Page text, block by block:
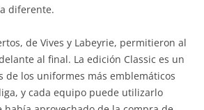
diferente.
de Vives y Labeyrie, permitieron al
al final. La edición Classic es un
de los uniformes más emblemáticos
y cada equipo puede utilizarlo